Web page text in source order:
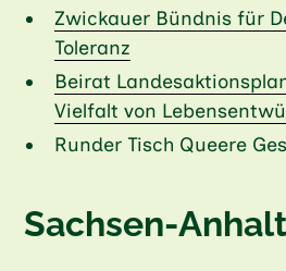
Zwickauer Bündnis für
Toleranz
Beirat
Vielfalt von
Runder Tisch Queere
Sachsen-Anhalt